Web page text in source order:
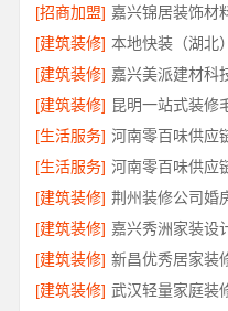
[招商加盟] 嘉兴锦居装饰材
[建筑装修]
[建筑装修]
[建筑装修]
[生活服务]
[生活服务]
[建筑装修]
[建筑装修]
[建筑装修]
[建筑装修]